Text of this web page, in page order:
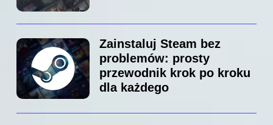
Zainstaluj Steam bez
problemów: prosty
przewodnik krok po kroku
dla każdego